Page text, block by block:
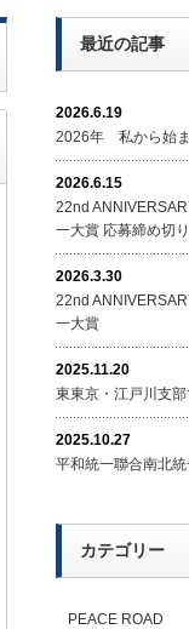
最近の記事
2026.6.19
2026年 私から始
2026.6.15
22nd
一大賞 応募締め切
2026.3.30
22nd
一大賞
2025.11.20
東東京・江戸川支
2025.10.27
平和統一聯合南北
カテゴリー
PEACE ROAD